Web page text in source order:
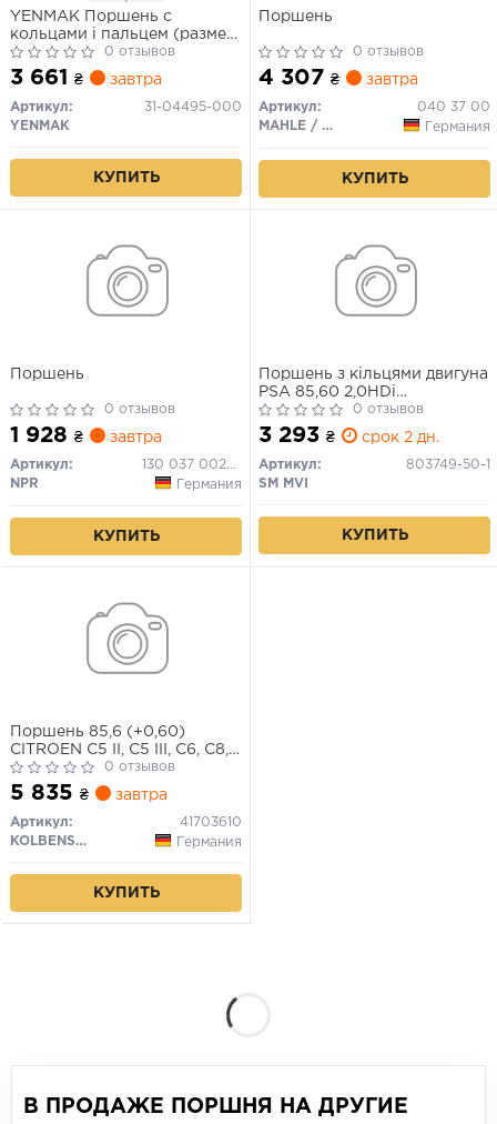
YENMAK Поршень с
кольцами і пальцем (размер
отв. 85.00/STD) CITROEN
Jumoer/Berlingo 2.0HDI 99-
(PKW, RHZ, RHY, DW10ATED
/ 2.0 JTD, PKW, R…)
PEUGEOT
2.0HDI 02- (DW10
TD/ATED3/BTED/RHY)
0 отзывов
3 661 ₴ завтра
Артикул:
31-04495-000
YENMAK
КУПИТЬ
Поршень
0 отзывов
4 307 ₴ завтра
Артикул:
040 37 00
MAHLE / KNECHT
Германия
КУПИТЬ
Поршень
0 отзывов
1 928 ₴ завтра
Артикул:
130 037 0020 00
NPR
Германия
КУПИТЬ
Поршень з кільцями двигуна
PSA 85,60 2,0HDi
DW10ATED/DW10TD (вир-во
SM)
0 отзывов
3 293 ₴ срок 2 дн.
Артикул:
803749-50-1
SM MVI
КУПИТЬ
Поршень 85,6 (+0,60)
CITROEN C5 II, C5 III, C6, C8,
C-CROSSER, C-CROSSER
ENTERPRISE FIAT ULYSSE
LANCIA PHEDRA LAND
ROVER FREELANDER 2
MITSUBISHI OUTLANDER II
2.2D 03.06-
0 отзывов
5 835 ₴ завтра
Артикул:
41703610
KOLBENSCHMIDT
Германия
КУПИТЬ
В ПРОДАЖЕ ПОРШНЯ НА ДРУГИЕ